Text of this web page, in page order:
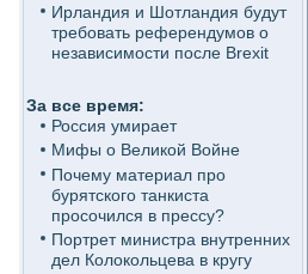
Ирландия и Шотландия будут
требовать референдумов о
независимости после Brexit
За все время:
Россия умирает
Мифы о Великой Войне
Почему материал про
бурятского танкиста
просочился в прессу?
Портрет министра внутренних
дел Колокольцева в кругу